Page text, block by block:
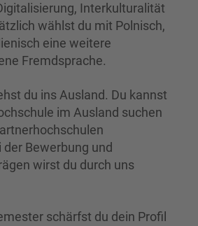
Interkulturalität
wählst du mit Polnisch,
eine weitere
Fremdsprache.
du ins Ausland. Du kannst
im Ausland suchen
Bewerbung und
wirst du durch uns
schärfst du dein Profil